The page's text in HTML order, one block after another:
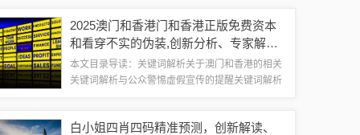
2025澳门和香港门和香港正版免费资本
和看穿不实的伪装,创新分析、专家解析
解释与落实
本文目录导读：关键词解析关于澳门和香港的相关
关键词解析与公众警惕虚假宣传的提醒关键词解析
发展或其他重要事件。2、香港门：这个...
白小姐四肖四码精准预测，创新解读、